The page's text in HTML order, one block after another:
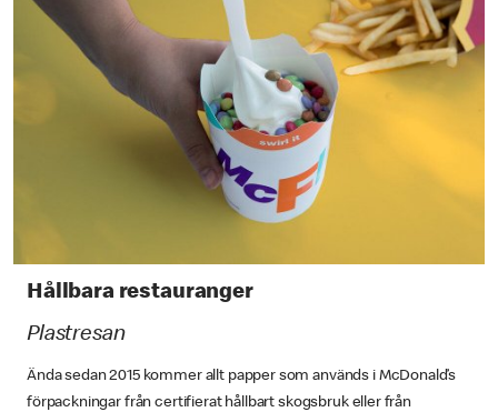
Hållbara restauranger
Plastresan
Ända sedan 2015 kommer allt papper som används i McDonald’s
förpackningar från certifierat hållbart skogsbruk eller från